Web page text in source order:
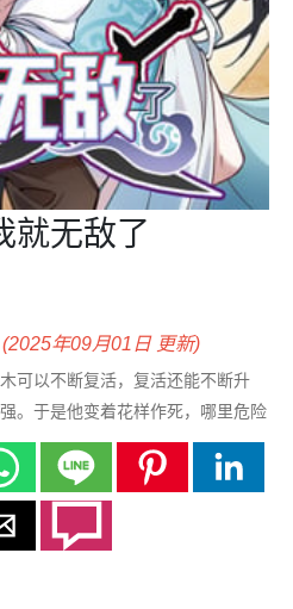
就无敌了
(2025年09月01日 更新)
可以不断复活，复活还能不断升
。于是他变着花样作死，哪里危险
打完小的，又来了一个老的，无穷
的传说……等等，没人告诉我，这